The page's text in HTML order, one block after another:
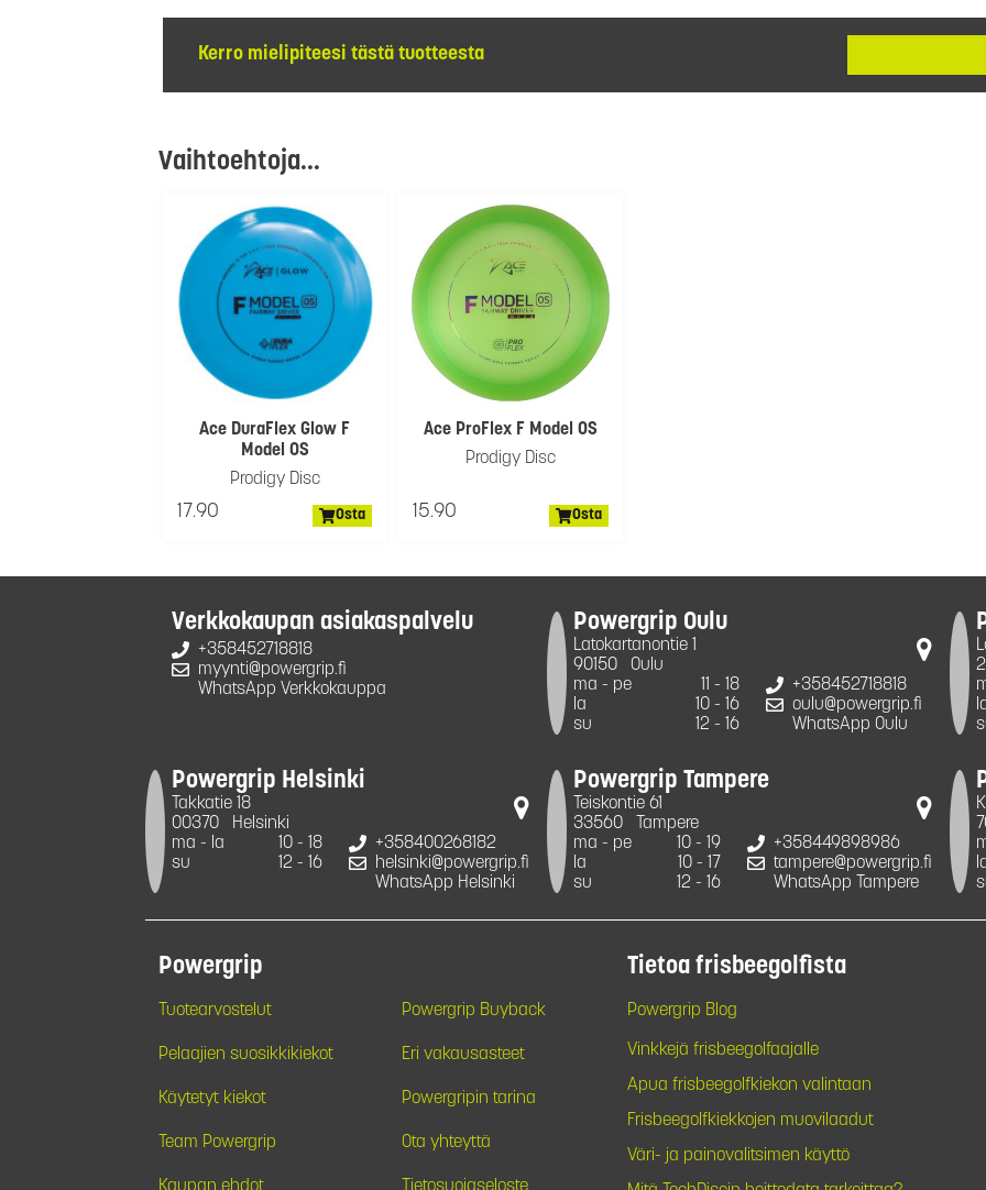
Kerro mielipiteesi tästä tuotteesta
Vaihtoehtoja...
Ace DuraFlex Glow F
Model OS
Prodigy Disc
17.90 Osta
Ace ProFlex F Model OS
Prodigy Disc
15.90 Osta
Verkkokaupan asiakaspalvelu
+358452718818
myynti@powergrip.fi
WhatsApp Verkkokauppa
Powergrip Oulu
Latokartanontie 1
90150
Oulu
ma - pe
11 - 18
la
10 - 16
su
12 - 16
+358452718818
oulu@powergrip.fi
WhatsApp Oulu
Powergrip Helsinki
Takkatie 18
00370
Helsinki
ma - la
10 - 18
su
12 - 16
+358400268182
helsinki@powergrip.fi
WhatsApp Helsinki
Powergrip Tampere
Teiskontie 61
33560
Tampere
ma - pe
10 - 19
la
10 - 17
su
12 - 16
+358449898986
tampere@powergrip.fi
WhatsApp Tampere
Powergrip
Tuotearvostelut Powergrip Buyback
Pelaajien suosikkikiekot Eri vakausasteet
Käytetyt kiekot Powergripin tarina
Team Powergrip Ota yhteyttä
Tietoa frisbeegolfista
Powergrip Blog
Vinkkejä frisbeegolfaajalle
Apua frisbeegolfkiekon valintaan
Frisbeegolfkiekkojen muovilaadut
Väri- ja painovalitsimen käyttö